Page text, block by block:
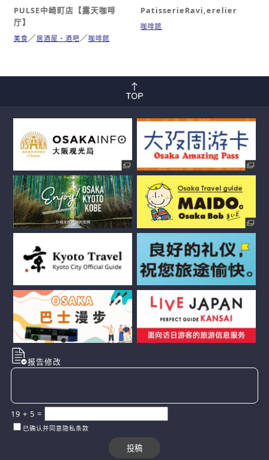
PULSE中崎町店【露天咖啡
厅】
美食 居酒屋・酒吧 咖啡館
PatisserieRavi,erelier
咖啡館
报告修改
19 + 5 =
已确认并同意隐私条款